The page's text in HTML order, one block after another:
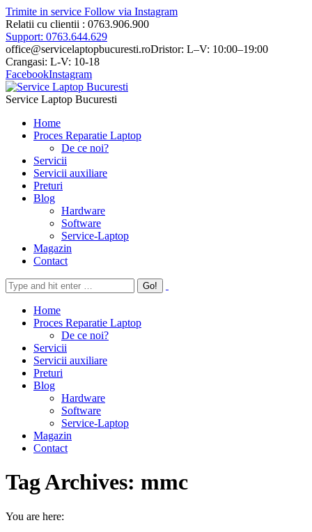
Trimite in service Follow via Instagram
Relatii cu clientii : 0763.906.900
Support: 0763.644.629
office@servicelaptopbucuresti.roDristor: L–V: 10:00–19:00
Crangasi: L-V: 10-18
FacebookInstagram
Service Laptop Bucuresti
Home
Proces Reparatie Laptop
De ce noi?
Servicii
Servicii auxiliare
Preturi
Blog
Hardware
Software
Service-Laptop
Magazin
Contact
Home
Proces Reparatie Laptop
De ce noi?
Servicii
Servicii auxiliare
Preturi
Blog
Hardware
Software
Service-Laptop
Magazin
Contact
Tag Archives: mmc
You are here: